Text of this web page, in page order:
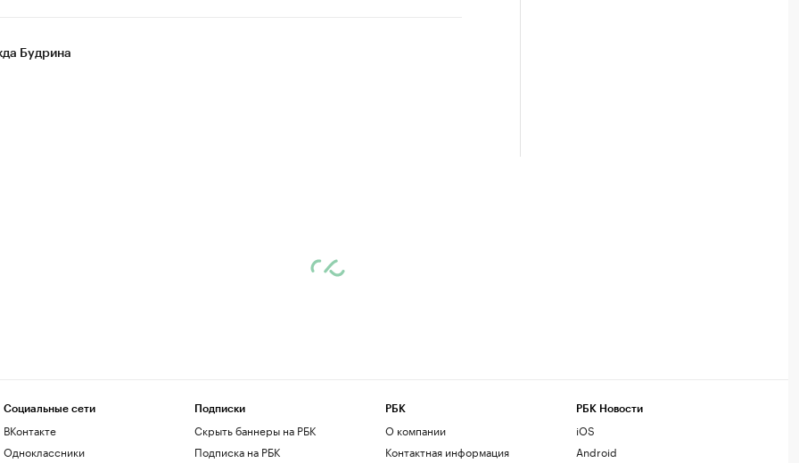
Будрина
Социальные сети
ВКонтакте
Одноклассники
Подписки
Скрыть баннеры на РБК
Подписка на РБК
РБК
О компании
Контактная информация
РБК Новости
iOS
Android